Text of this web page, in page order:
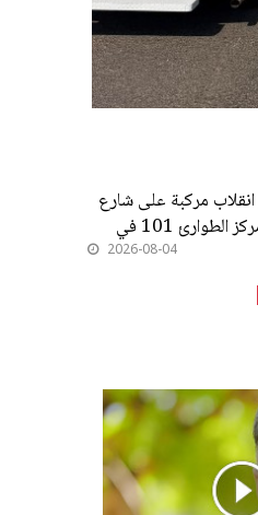
إثر انقلاب مركبة على شارع
89 بالقرب من بلدة معليا. وأفادت نجمة داود الحمراء أن بلاغًا وصل إلى مركز الطوارئ 101 في
2026-08-04